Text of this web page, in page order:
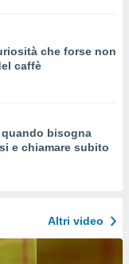
che forse non
caffè
bisogna
e chiamare subito
Altri video